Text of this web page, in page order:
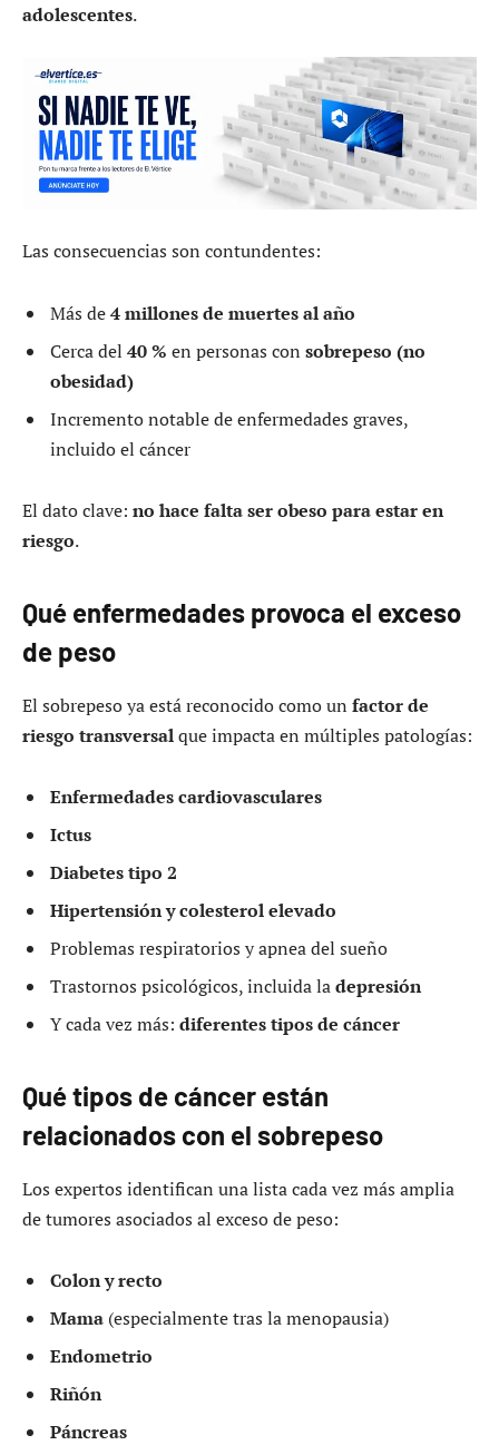
adolescentes.
Las consecuencias son contundentes:
Más de4 millones de muertes al año
Cerca del 40 % en personas con sobrepeso (no
obesidad)
Incremento notable de enfermedades graves,
incluido el cáncer
El dato clave: no hace falta ser obeso para estar en
riesgo.
Qué enfermedades provoca el exceso
de peso
El sobrepeso ya está reconocido como un factor de
riesgo transversalque impacta en múltiples patologías:
Enfermedades cardiovasculares
Ictus
Diabetes tipo 2
Hipertensión y colesterol elevado
Problemas respiratorios y apnea del sueño
Trastornos psicológicos, incluida ladepresión
Y cada vez más: diferentes tipos de cáncer
Qué tipos de cáncer están
relacionados con el sobrepeso
Los expertos identifican una lista cada vez más amplia
de tumores asociados al exceso de peso:
Colon y recto
Mama (especialmente tras la menopausia)
Endometrio
Riñón
Páncreas